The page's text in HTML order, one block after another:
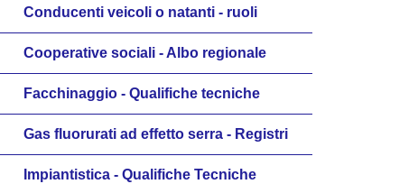
Conducenti veicoli o natanti - ruoli
Cooperative sociali - Albo regionale
Facchinaggio - Qualifiche tecniche
Gas fluorurati ad effetto serra - Registri
Impiantistica - Qualifiche Tecniche